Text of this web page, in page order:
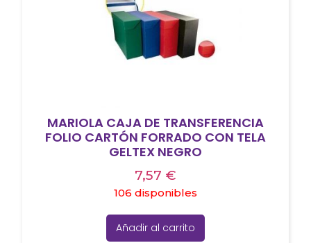
MARIOLA CAJA DE TRANSFERENCIA
FOLIO CARTÓN FORRADO CON TELA
GELTEX NEGRO
7,57 €
106 disponibles
Añadir al carrito